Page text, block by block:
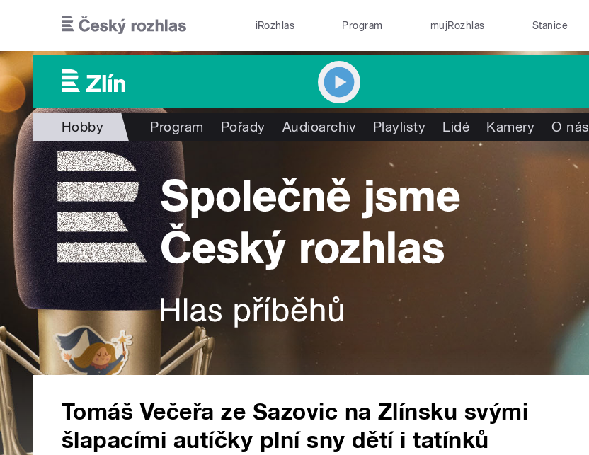
iRozhlas Program mujRozhlas Stanice
Hobby Program Pořady Audioarchiv Playlisty Lidé Kamery O nás
Tomáš Večeřa ze Sazovic na Zlínsku svými
šlapacími autíčky plní sny dětí i tatínků